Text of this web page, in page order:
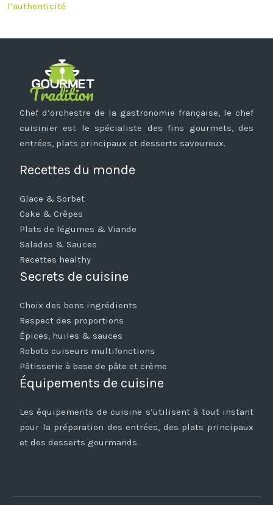
l’authenticité
Chef d’orchestre de la gastronomie française, le chef
cuisinier est le spécialiste des fins gourmets, des
entrées, plats principaux et desserts savoureux.
Recettes du monde
Glace & Sorbet
Cake & Crêpes
Plats de légumes & Viande
Salades & Sauces
Recettes healthy
Secrets de cuisine
Choix des bons ingrédients
Respect des proportions
Épices, huiles & sauces
Robots cuiseurs multifonctions
Pâtisserie à base de pâte et crème
Équipements de cuisine
Les équipements de cuisine s’utilisent à tout instant
pour la préparation des entrées, des plats principaux
et des desserts gourmands.